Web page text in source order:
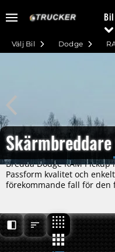
Bil
Dodge
Välj Bil
Bredda Dodge RAM
Passform kvalitet och
förekommande fall för den